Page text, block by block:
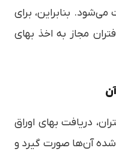
بنابراین، برای
مجاز به اخذ بهای
دریافت بهای اوراق
آن‌ها صورت گیرد و